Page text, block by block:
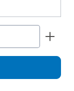
Wert